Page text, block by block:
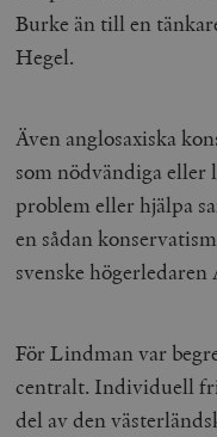
Burke än till en
Hegel.
Även anglosaxiska
som nödvändiga eller
problem eller hjälpa
en sådan
svenske
För Lindman var
centralt. Individuell
del av den